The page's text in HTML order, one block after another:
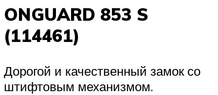
ONGUARD 853 S
(114461)
Дорогой и качественный замок со
штифтовым механизмом.